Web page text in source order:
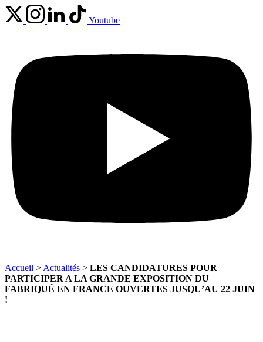
Youtube
Accueil > Actualités > LES CANDIDATURES POUR
PARTICIPER A LA GRANDE EXPOSITION DU
FABRIQUÉ EN FRANCE OUVERTES JUSQU’AU 22 JUIN
!